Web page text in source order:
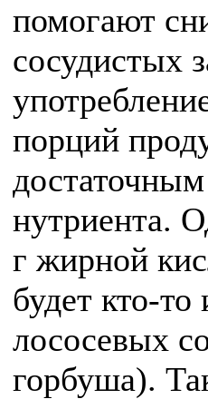
помогают
сосудистых
порций
нутриента.
г жирной
будет кто-
лососевых
горбуша).